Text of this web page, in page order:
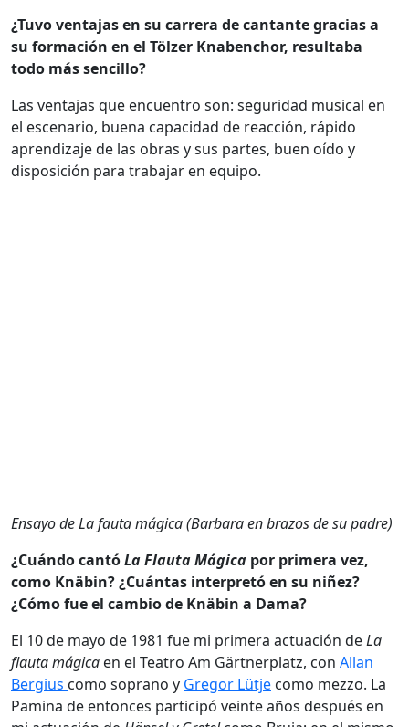
¿Tuvo ventajas en su carrera de cantante gracias a
su formación en el Tölzer Knabenchor, resultaba
todo más sencillo?
Las ventajas que encuentro son: seguridad musical en
el escenario, buena capacidad de reacción, rápido
aprendizaje de las obras y sus partes, buen oído y
disposición para trabajar en equipo.
Ensayo de La fauta mágica (Barbara en brazos de su padre)
¿Cuándo cantóLa Flauta Mágica por primera vez,
como Knäbin? ¿Cuántas interpretó en su niñez?
¿Cómo fue el cambio de Knäbin a Dama?
El 10 de mayo de 1981 fue mi primera actuación deLa
flauta mágica en el Teatro Am Gärtnerplatz, con Allan
Bergius como soprano y Gregor Lütje como mezzo. La
Pamina de entonces participó veinte años después en